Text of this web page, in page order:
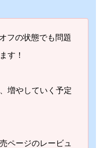
フの状態でも問題
す！
増やしていく予定
ページのレービュ